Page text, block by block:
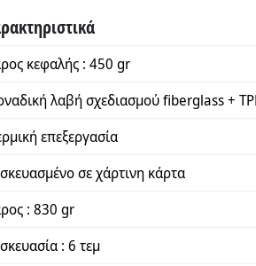
κεφαλής : 450 gr
λαβή σχεδιασμού fiberglass +
επεξεργασία
σε χάρτινη κάρτα
: 830 gr
: 6 τεμ